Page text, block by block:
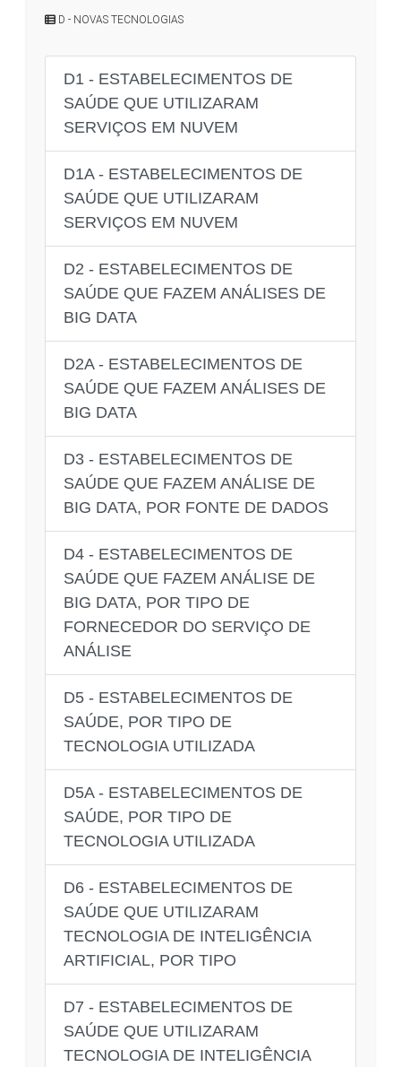
D - NOVAS TECNOLOGIAS
D1 - ESTABELECIMENTOS DE
SAÚDE QUE UTILIZARAM
SERVIÇOS EM NUVEM
D1A - ESTABELECIMENTOS DE
SAÚDE QUE UTILIZARAM
SERVIÇOS EM NUVEM
D2 - ESTABELECIMENTOS DE
SAÚDE QUE FAZEM ANÁLISES DE
BIG DATA
D2A - ESTABELECIMENTOS DE
SAÚDE QUE FAZEM ANÁLISES DE
BIG DATA
D3 - ESTABELECIMENTOS DE
SAÚDE QUE FAZEM ANÁLISE DE
BIG DATA, POR FONTE DE DADOS
D4 - ESTABELECIMENTOS DE
SAÚDE QUE FAZEM ANÁLISE DE
BIG DATA, POR TIPO DE
FORNECEDOR DO SERVIÇO DE
ANÁLISE
D5 - ESTABELECIMENTOS DE
SAÚDE, POR TIPO DE
TECNOLOGIA UTILIZADA
D5A - ESTABELECIMENTOS DE
SAÚDE, POR TIPO DE
TECNOLOGIA UTILIZADA
D6 - ESTABELECIMENTOS DE
SAÚDE QUE UTILIZARAM
TECNOLOGIA DE INTELIGÊNCIA
ARTIFICIAL, POR TIPO
D7 - ESTABELECIMENTOS DE
SAÚDE QUE UTILIZARAM
TECNOLOGIA DE INTELIGÊNCIA